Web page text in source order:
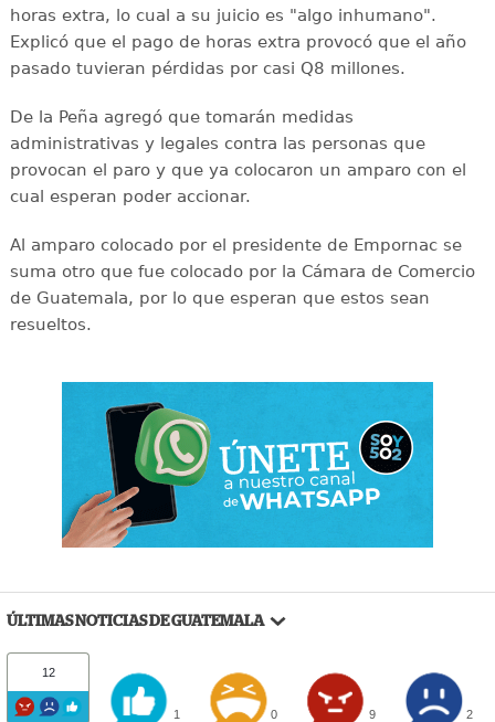
horas extra, lo cual a su juicio es "algo inhumano".
Explicó que el pago de horas extra provocó que el año
pasado tuvieran pérdidas por casi Q8 millones.
De la Peña agregó que tomarán medidas
administrativas y legales contra las personas que
provocan el paro y que ya colocaron un amparo con el
cual esperan poder accionar.
Al amparo colocado por el presidente de Empornac se
suma otro que fue colocado por la Cámara de Comercio
de Guatemala, por lo que esperan que estos sean
resueltos.
ÚLTIMAS NOTICIAS DE GUATEMALA
12
1 0 9 2